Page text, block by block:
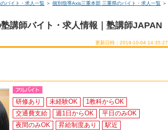
バイト・求人一覧 ＞ 個別指導Axis三重本部 三重県のバイト・求人一覧 ＞
講師バイト・求人情報｜塾講師JAPAN
更新日時：2019-10-04 14:35:27
研修あり 未経験OK
1教科からOK
交通費支給
週1日からOK
平日のみOK
夜間のみOK
昇給制度あり
駅近